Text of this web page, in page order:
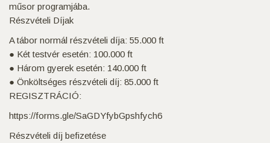
műsor programjába.
Részvételi Díjak
A tábor normál részvételi díja: 55.000 ft
● Két testvér esetén: 100.000 ft
● Három gyerek esetén: 140.000 ft
● Önköltséges részvételi díj: 85.000 ft
REGISZTRÁCIÓ:
https://forms.gle/SaGDYfybGpshfych6
Részvételi díj befizetése